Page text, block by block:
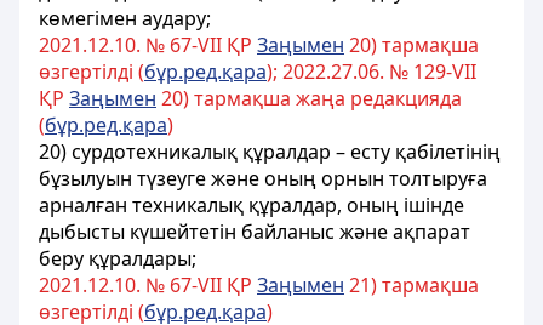
көмегімен аудару;
2021.12.10. № 67-VII ҚР Заңымен 20) тармақша
өзгертілді (бұр.ред.қара); 2022.27.06. № 129-VII
ҚР Заңымен 20) тармақша жаңа редакцияда
(бұр.ред.қара)
20) сурдотехникалық құралдар – есту қабілетінің
бұзылуын түзеуге және оның орнын толтыруға
арналған техникалық құралдар, оның ішінде
дыбысты күшейтетін байланыс және ақпарат
беру құралдары;
2021.12.10. № 67-VII ҚР Заңымен 21) тармақша
өзгертілді (бұр.ред.қара)